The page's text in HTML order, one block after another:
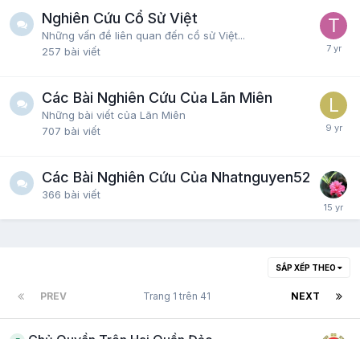
Nghiên Cứu Cổ Sử Việt
Những vấn đề liên quan đến cổ sử Việt...
257 bài viết
Các Bài Nghiên Cứu Của Lãn Miên
Những bài viết của Lãn Miên
707 bài viết
Các Bài Nghiên Cứu Của Nhatnguyen52
366 bài viết
SẮP XẾP THEO
PREV NEXT
Trang 1 trên 41